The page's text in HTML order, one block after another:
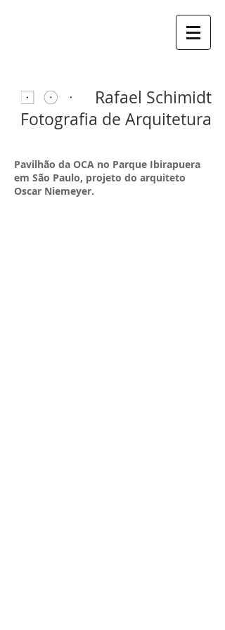
Rafael Schimidt
Fotografia de Arquitetura
Pavilhão da OCA no Parque Ibirapuera
em São Paulo, projeto do arquiteto
Oscar Niemeyer.